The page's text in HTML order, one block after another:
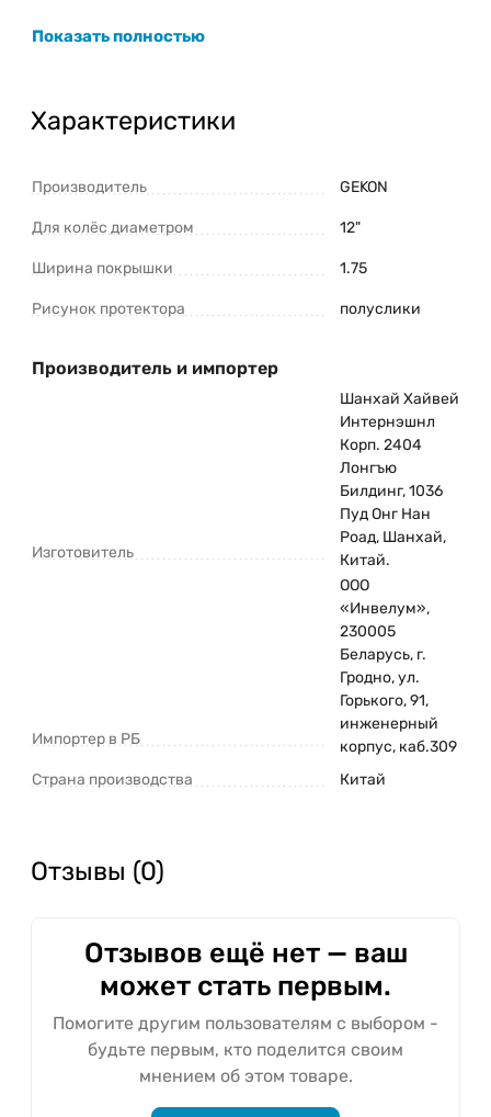
Показать полностью
Характеристики
Производитель GEKON
Для колёс диаметром 12"
Ширина покрышки 1.75
Рисунок протектора полуслики
Производитель и импортер
Изготовитель
Шанхай Хайвей
Интернэшнл
Корп. 2404
Лонгъю
Билдинг, 1036
Пуд Онг Нан
Роад, Шанхай,
Китай.
Импортер в РБ
ООО
«Инвелум»,
230005
Беларусь, г.
Гродно, ул.
Горького, 91,
инженерный
корпус, каб.309
Страна производства
Китай
Отзывы (0)
Отзывов ещё нет — ваш
может стать первым.
Помогите другим пользователям с выбором -
будьте первым, кто поделится своим
мнением об этом товаре.